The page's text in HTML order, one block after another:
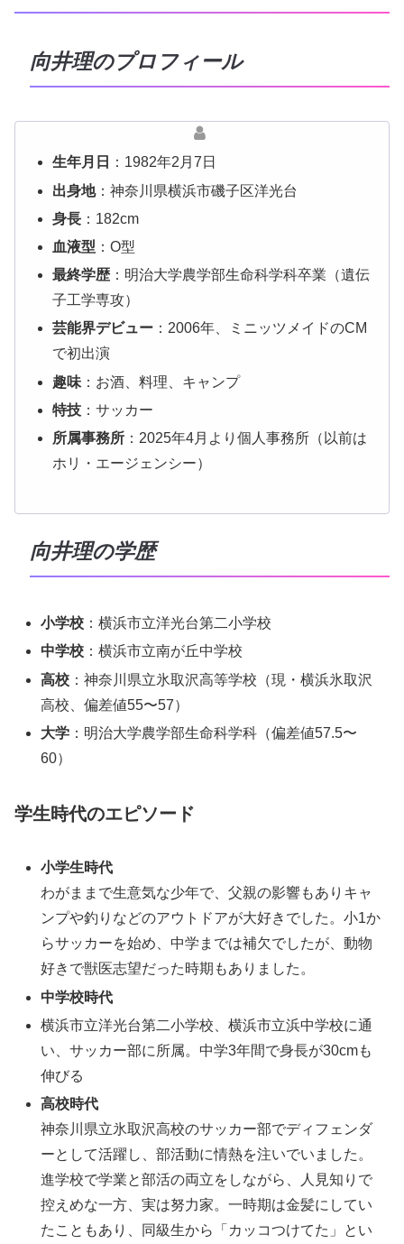
向井理のプロフィール
生年月日
：1982年2月7日
出身地：神奈川県横浜市磯子区洋光台
身長 ：182cm
血液型 ：O型
最終学歴 ：明治大学農学部生命科学科卒業（遺伝
子工学専攻）
芸能界デビュー ：2006年、ミニッツメイドのCM
で初出演
趣味 ：お酒、料理、キャンプ
特技 ：サッカー
所属事務所 ：2025年4月より個人事務所（以前は
ホリ・エージェンシー）
向井理の学歴
小学校 ：横浜市立洋光台第二小学校
中学校 ：横浜市立南が丘中学校
高校 ：神奈川県立氷取沢高等学校（現・横浜氷取沢
高校、偏差値55〜57）
大学 ：明治大学農学部生命科学科（偏差値57.5〜
60）
学生時代のエピソード
小学生時代
わがままで生意気な少年で、父親の影響もありキャ
ンプや釣りなどのアウトドアが大好きでした。小1か
らサッカーを始め、中学までは補欠でしたが、動物
好きで獣医志望だった時期もありました 。
中学校時代
横浜市立洋光台第二小学校、横浜市立浜中学校に通
い、サッカー部に所属。中学3年間で身長が30cmも
伸びる
高校時代
神奈川県立氷取沢高校のサッカー部でディフェンダ
ーとして活躍し、部活動に情熱を注いでいました 。
進学校で学業と部活の両立をしながら、人見知りで
控えめな一方、実は努力家。一時期は金髪にしてい
たこともあり、同級生から「カッコつけてた」とい